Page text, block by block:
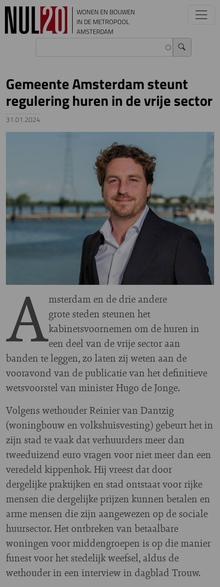
Overslaan en naar de inhoud gaan
WONEN EN BOUWEN
IN DE METROPOOL
AMSTERDAM
Gemeente Amsterdam steunt
regulering huren in de vrije sector
31.01.2024
Amsterdam en de drie andere
grote steden steunen het
kabinetsvoornemen om de huren in
een deel van de vrije sector aan
banden te leggen, zo laten zij weten aan de
vooravond van de publicatie van het definitieve
wetsvoorstel van minister Hugo de Jonge.
Volgens wethouder Reinier van Dantzig
(woningbouw en volkshuisvesting) gebeurt het in
zijn stad te vaak dat verhuurders meer dan
tweeduizend euro vragen voor niet meer dan een
veredeld kippenhok. Hij vreest dat door
dergelijke praktijken en stad ontstaat voor rijke
mensen die dergelijke prijzen kunnen betalen en
arme mensen die zijn aangewezen op de sociale
huursector. Het ontbreken van betaalbare
woningen voor middengroepen is op die manier
funest voor het stedelijk weefsel, aldus de
wethouder in een interview in dagblad Trouw.